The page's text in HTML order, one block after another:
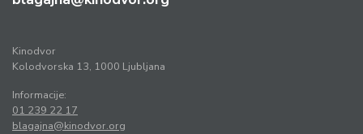
Kinodvor
Kolodvorska 13, 1000 Ljubljana
Informacije:
01 239 22 17
blagajna@kinodvor.org